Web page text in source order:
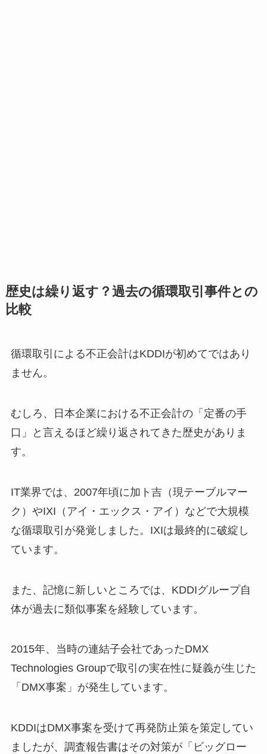
歴史は繰り返す？過去の循環取引事件との
比較
循環取引による不正会計はKDDIが初めてではあり
ません。
むしろ、日本企業における不正会計の「定番の手
口」と言えるほど繰り返されてきた歴史がありま
す。
IT業界では、2007年頃に加ト吉（現テーブルマー
ク）やIXI（アイ・エックス・アイ）などで大規模
な循環取引が発覚しました。IXIは最終的に破綻し
ています。
また、記憶に新しいところでは、KDDIグループ自
体が過去に類似事案を経験しています。
2015年、当時の連結子会社であったDMX
Technologies Groupで取引の実在性に疑義が生じた
「DMX事案」が発生しています。
KDDIはDMX事案を受けて再発防止策を策定してい
ましたが、調査報告書はその対策が「ビッグロー